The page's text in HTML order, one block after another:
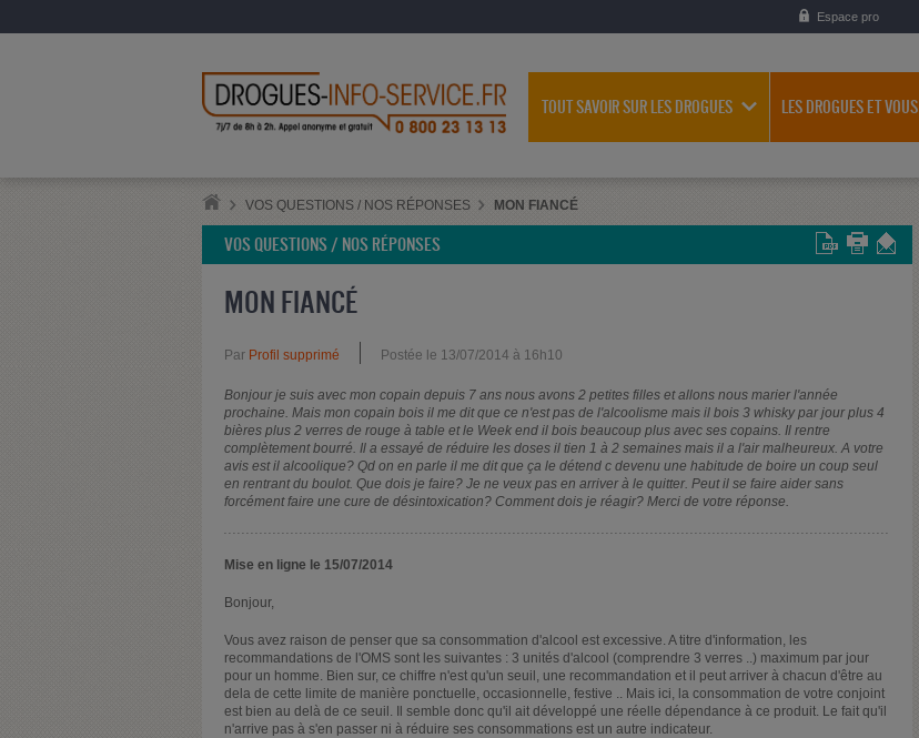
Espace pro
TOUT SAVOIR SUR LES DROGUES LES DROGUES ET VOUS
VOS QUESTIONS / NOS RÉPONSES MON FIANCÉ
VOS QUESTIONS / NOS RÉPONSES
MON FIANCÉ
Par Profil supprimé Postée le 13/07/2014 à 16h10
Bonjour je suis avec mon copain depuis 7 ans nous avons 2 petites filles et allons nous marier l'année
prochaine. Mais mon copain bois il me dit que ce n'est pas de l'alcoolisme mais il bois 3 whisky par jour plus 4
bières plus 2 verres de rouge à table et le Week end il bois beaucoup plus avec ses copains. Il rentre
complètement bourré. Il a essayé de réduire les doses il tien 1 à 2 semaines mais il a l'air malheureux. A votre
avis est il alcoolique? Qd on en parle il me dit que ça le détend c devenu une habitude de boire un coup seul
en rentrant du boulot. Que dois je faire? Je ne veux pas en arriver à le quitter. Peut il se faire aider sans
forcément faire une cure de désintoxication? Comment dois je réagir? Merci de votre réponse.
Mise en ligne le 15/07/2014
Bonjour,
Vous avez raison de penser que sa consommation d'alcool est excessive. A titre d'information, les
recommandations de l'OMS sont les suivantes : 3 unités d'alcool (comprendre 3 verres ..) maximum par jour
pour un homme. Bien sur, ce chiffre n'est qu'un seuil, une recommandation et il peut arriver à chacun d'être au
dela de cette limite de manière ponctuelle, occasionnelle, festive .. Mais ici, la consommation de votre conjoint
est bien au delà de ce seuil. Il semble donc qu'il ait développé une réelle dépendance à ce produit. Le fait qu'il
n'arrive pas à s'en passer ni à réduire ses consommations est un autre indicateur.